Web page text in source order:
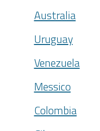
Australia
Uruguay
Venezuela
Messico
Colombia